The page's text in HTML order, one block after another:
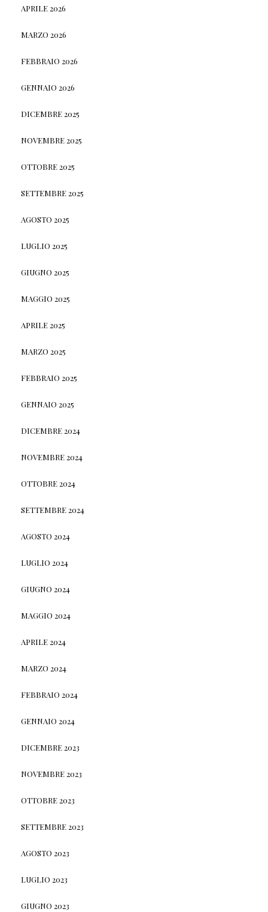
APRILE 2026
MARZO 2026
FEBBRAIO 2026
GENNAIO 2026
DICEMBRE 2025
NOVEMBRE 2025
OTTOBRE 2025
SETTEMBRE 2025
AGOSTO 2025
LUGLIO 2025
GIUGNO 2025
MAGGIO 2025
APRILE 2025
MARZO 2025
FEBBRAIO 2025
GENNAIO 2025
DICEMBRE 2024
NOVEMBRE 2024
OTTOBRE 2024
SETTEMBRE 2024
AGOSTO 2024
LUGLIO 2024
GIUGNO 2024
MAGGIO 2024
APRILE 2024
MARZO 2024
FEBBRAIO 2024
GENNAIO 2024
DICEMBRE 2023
NOVEMBRE 2023
OTTOBRE 2023
SETTEMBRE 2023
AGOSTO 2023
LUGLIO 2023
GIUGNO 2023